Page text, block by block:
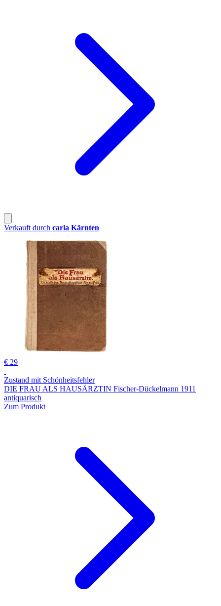
Verkauft durch carla Kärnten
€ 29
Zustand mit Schönheitsfehler
DIE FRAU ALS HAUSÄRZTIN Fischer-Dückelmann 1911
antiquarisch
Zum Produkt